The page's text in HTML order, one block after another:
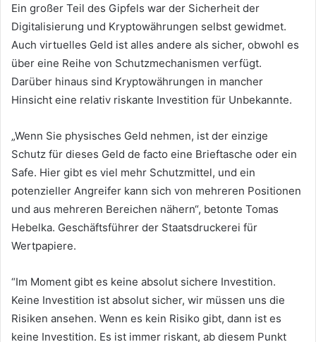
Ein großer Teil des Gipfels war der Sicherheit der
Digitalisierung und Kryptowährungen selbst gewidmet.
Auch virtuelles Geld ist alles andere als sicher, obwohl es
über eine Reihe von Schutzmechanismen verfügt.
Darüber hinaus sind Kryptowährungen in mancher
Hinsicht eine relativ riskante Investition für Unbekannte.
„Wenn Sie physisches Geld nehmen, ist der einzige
Schutz für dieses Geld de facto eine Brieftasche oder ein
Safe. Hier gibt es viel mehr Schutzmittel, und ein
potenzieller Angreifer kann sich von mehreren Positionen
und aus mehreren Bereichen nähern“, betonte Tomas
Hebelka. Geschäftsführer der Staatsdruckerei für
Wertpapiere.
“Im Moment gibt es keine absolut sichere Investition.
Keine Investition ist absolut sicher, wir müssen uns die
Risiken ansehen. Wenn es kein Risiko gibt, dann ist es
keine Investition. Es ist immer riskant, ab diesem Punkt